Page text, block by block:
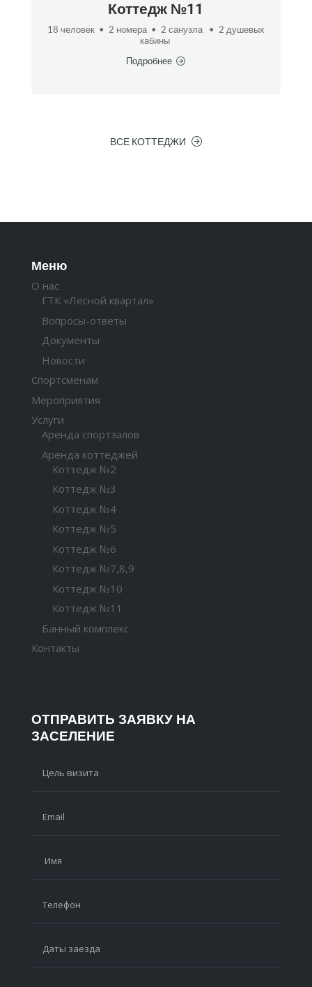
Коттедж №11
18 человек • 2 номера • 2 санузла • 2 душевых
кабины
Подробнее
ВСЕ КОТТЕДЖИ
Меню
О нас
ГТК «Лесной квартал»
Вопросы-ответы
Документы
Новости
Спортсменам
Мероприятия
Услуги
Аренда спортзалов
Аренда коттеджей
Коттедж №2
Коттедж №3
Коттедж №4
Коттедж №5
Коттедж №6
Коттедж №7,8,9
Коттедж №10
Коттедж №11
Банный комплекс
Контакты
ОТПРАВИТЬ ЗАЯВКУ НА
ЗАСЕЛЕНИЕ